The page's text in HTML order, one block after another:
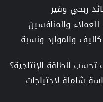
ربحي وفير
والمنافسين
والموارد ونسبة
الطاقة الإنتاجية؟
شاملة لاحتياجات